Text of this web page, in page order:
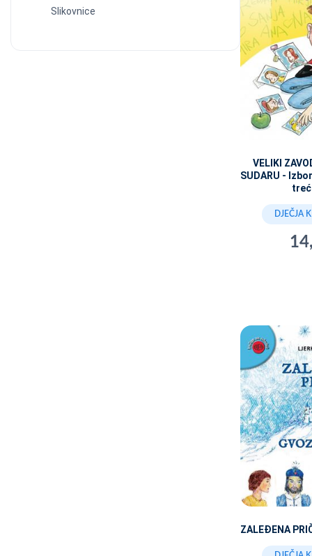
Slikovnice
VELIKI
SUDARU -
DJEČJA
ZALEĐENA